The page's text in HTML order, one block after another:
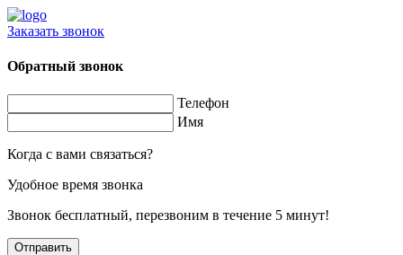
Заказать звонок
Обратный звонок
Телефон
Имя
Когда с вами связаться?
Удобное время звонка
Звонок бесплатный, перезвоним в течение 5 минут!